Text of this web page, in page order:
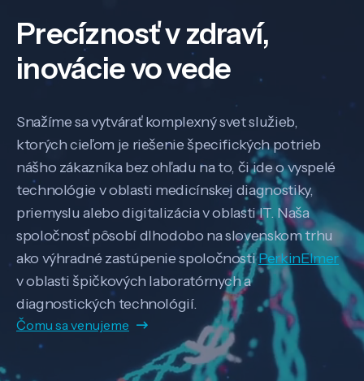
Precíznosť v zdraví,
inovácie vo vede
Snažíme sa vytvárať komplexný svet služieb,
ktorých cieľom je riešenie špecifických potrieb
nášho zákazníka bez ohľadu na to, či ide o vyspelé
technológie v oblasti medicínskej diagnostiky,
priemyslu alebo digitalizácia v oblasti IT. Naša
spoločnosť pôsobí dlhodobo na slovenskom trhu
ako výhradné zastúpenie spoločnostiPerkinElmer
v oblasti špičkových laboratórnych a
diagnostických technológií.
Čomu sa venujeme